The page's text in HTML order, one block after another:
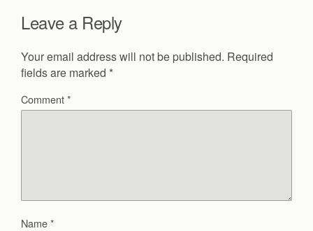
Leave a Reply
Your email address will not be published. Required
fields are marked *
Comment*
Name*